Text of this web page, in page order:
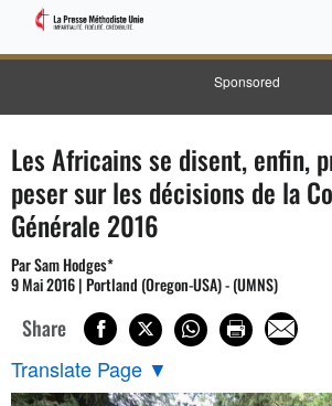
Sponsored
Les Africains se disent, enfin,
peser sur les décisions de la
Générale 2016
Par Sam Hodges*
9 Mai 2016 | Portland (Oregon-USA) - (UMNS)
Share
Translate Page ▼